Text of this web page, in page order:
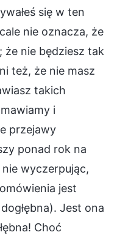
się w ten
nie oznacza, że
że nie będziesz tak
też, że nie masz
takich
i
przejawy
ponad rok na
wyczerpując,
jest
Jest ona
Choć